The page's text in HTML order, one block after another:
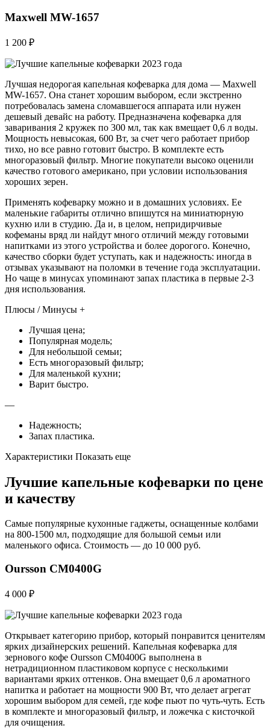
Maxwell MW-1657
1 200 ₽
Лучшая недорогая капельная кофеварка для дома — Maxwell
MW-1657. Она станет хорошим выбором, если экстренно
потребовалась замена сломавшегося аппарата или нужен
дешевый девайс на работу. Предназначена кофеварка для
заваривания 2 кружек по 300 мл, так как вмещает 0,6 л воды.
Мощность невысокая, 600 Вт, за счет чего работает прибор
тихо, но все равно готовит быстро. В комплекте есть
многоразовый фильтр. Многие покупатели высоко оценили
качество готового американо, при условии использования
хороших зерен.
Применять кофеварку можно и в домашних условиях. Ее
маленькие габариты отлично впишутся на миниатюрную
кухню или в студию. Да и, в целом, непридирчивые
кофеманы вряд ли найдут много отличий между готовыми
напитками из этого устройства и более дорогого. Конечно,
качество сборки будет уступать, как и надежность: иногда в
отзывах указывают на поломки в течение года эксплуатации.
Но чаще в минусах упоминают запах пластика в первые 2-3
дня использования.
Плюсы / Минусы +
Лучшая цена;
Популярная модель;
Для небольшой семьи;
Есть многоразовый фильтр;
Для маленькой кухни;
Варит быстро.
—
Надежность;
Запах пластика.
Характеристики Показать еще
Лучшие капельные кофеварки по цене
и качеству
Самые популярные кухонные гаджеты, оснащенные колбами
на 800-1500 мл, подходящие для большой семьи или
маленького офиса. Стоимость — до 10 000 руб.
Oursson CM0400G
4 000 ₽
Открывает категорию прибор, который понравится ценителям
ярких дизайнерских решений. Капельная кофеварка для
зернового кофе Oursson CM0400G выполнена в
нетрадиционном пластиковом корпусе с несколькими
вариантами ярких оттенков. Она вмещает 0,6 л ароматного
напитка и работает на мощности 900 Вт, что делает агрегат
хорошим выбором для семей, где кофе пьют по чуть-чуть. Есть
в комплекте и многоразовый фильтр, и ложечка с кисточкой
для очищения.